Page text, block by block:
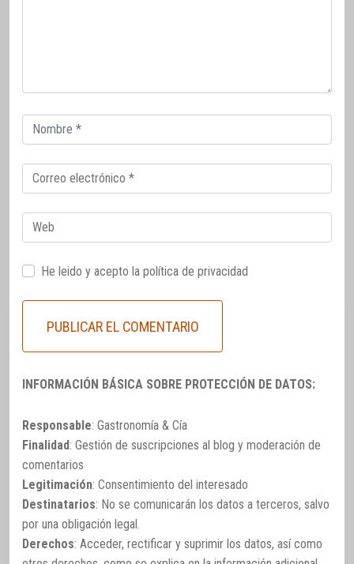
Correo
electrónico
Correo
electrónico
Web
He leido y acepto la política de privacidad
INFORMACIÓN BÁSICA SOBRE PROTECCIÓN DE DATOS:
Responsable: Gastronomía & Cía
Finalidad: Gestión de suscripciones al blog y moderación de
comentarios
Legitimación: Consentimiento del interesado
Destinatarios: No se comunicarán los datos a terceros, salvo
por una obligación legal.
Derechos: Acceder, rectificar y suprimir los datos, así como